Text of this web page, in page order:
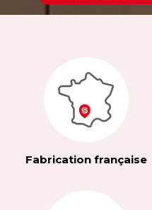
Fabrication française